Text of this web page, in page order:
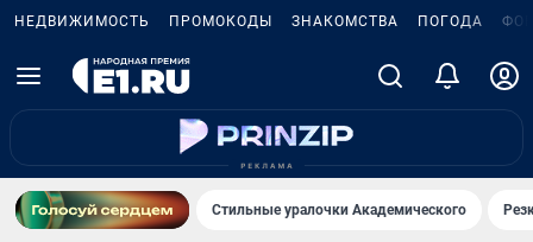
НЕДВИЖИМОСТЬ ПРОМОКОДЫ ЗНАКОМСТВА ПОГОДА
Стильные уралочки Академического